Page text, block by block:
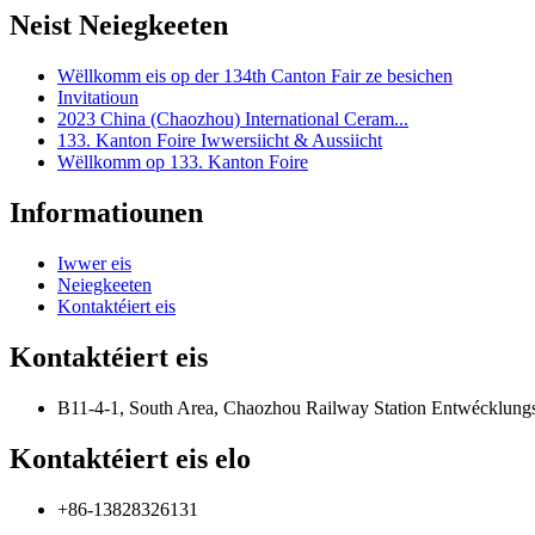
Neist Neiegkeeten
Wëllkomm eis op der 134th Canton Fair ze besichen
Invitatioun
2023 China (Chaozhou) International Ceram...
133. Kanton Foire Iwwersiicht & Aussiicht
Wëllkomm op 133. Kanton Foire
Informatiounen
Iwwer eis
Neiegkeeten
Kontaktéiert eis
Kontaktéiert eis
B11-4-1, South Area, Chaozhou Railway Station
Kontaktéiert eis elo
+86-13828326131